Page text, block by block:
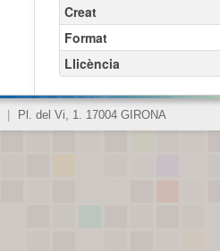
Creat
Format
Llicència
Pl. del Vi, 1. 17004 GIRONA